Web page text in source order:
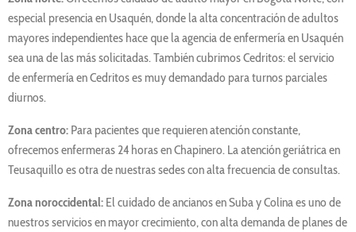
especial presencia en Usaquén, donde la alta concentración de adultos
mayores independientes hace que la agencia de enfermería en Usaquén
sea una de las más solicitadas. También cubrimos Cedritos: el servicio
de enfermería en Cedritos es muy demandado para turnos parciales
diurnos.
Zona centro: Para pacientes que requieren atención constante,
ofrecemos enfermeras 24 horas en Chapinero. La atención geriátrica en
Teusaquillo es otra de nuestras sedes con alta frecuencia de consultas.
Zona noroccidental: El cuidado de ancianos en Suba y Colina es uno de
nuestros servicios en mayor crecimiento, con alta demanda de planes de